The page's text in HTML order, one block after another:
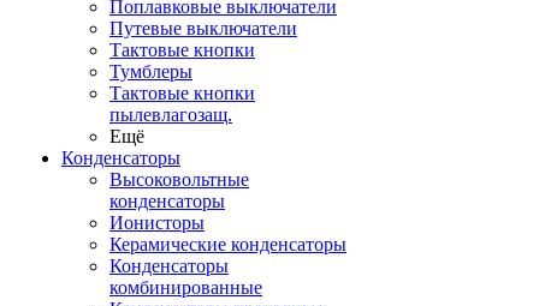
Поплавковые выключатели
Путевые выключатели
Тактовые кнопки
Тумблеры
Тактовые кнопки
пылевлагозащ.
Ещё
Конденсаторы
Высоковольтные
конденсаторы
Ионисторы
Керамические конденсаторы
Конденсаторы
комбинированные